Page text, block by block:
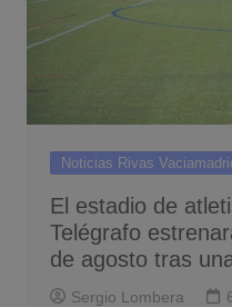
Noticias Rivas
El estadio de
Telégrafo
de agosto tras
Sergio Lombera